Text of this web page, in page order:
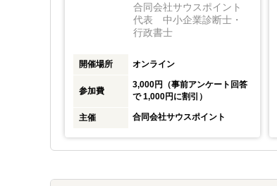
合同会社サウスポイント
代表 中小企業診断士・
行政書士
開催場所 オンライン
参加費
3,000円（事前アンケート回答
で 1,000円に割引）
主催 合同会社サウスポイント